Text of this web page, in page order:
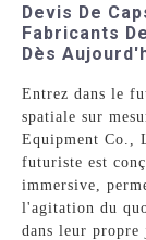
Devis De
Fabricants
Dès
Entrez dans le
spatiale sur
Equipment Co.,
futuriste est
immersive,
l'agitation du
dans leur propre